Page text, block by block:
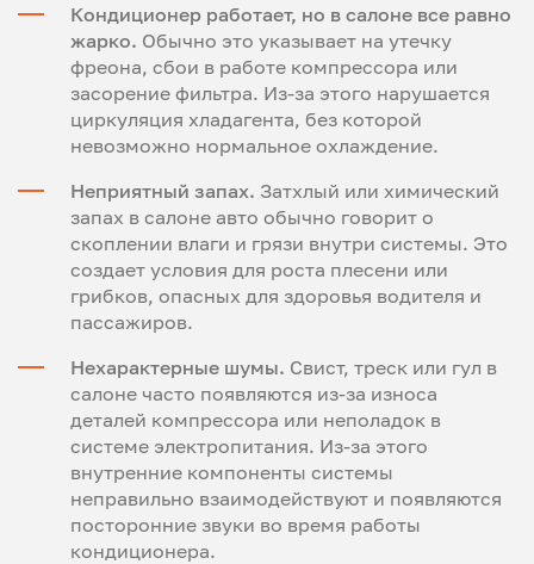
Кондиционер работает, но в салоне все равно
жарко. Обычно это указывает на утечку
фреона, сбои в работе компрессора или
засорение фильтра. Из-за этого нарушается
циркуляция хладагента, без которой
невозможно нормальное охлаждение.
Неприятный запах. Затхлый или химический
запах в салоне авто обычно говорит о
скоплении влаги и грязи внутри системы. Это
создает условия для роста плесени или
грибков, опасных для здоровья водителя и
пассажиров.
Нехарактерные шумы. Свист, треск или гул в
салоне часто появляются из-за износа
деталей компрессора или неполадок в
системе электропитания. Из-за этого
внутренние компоненты системы
неправильно взаимодействуют и появляются
посторонние звуки во время работы
кондиционера.